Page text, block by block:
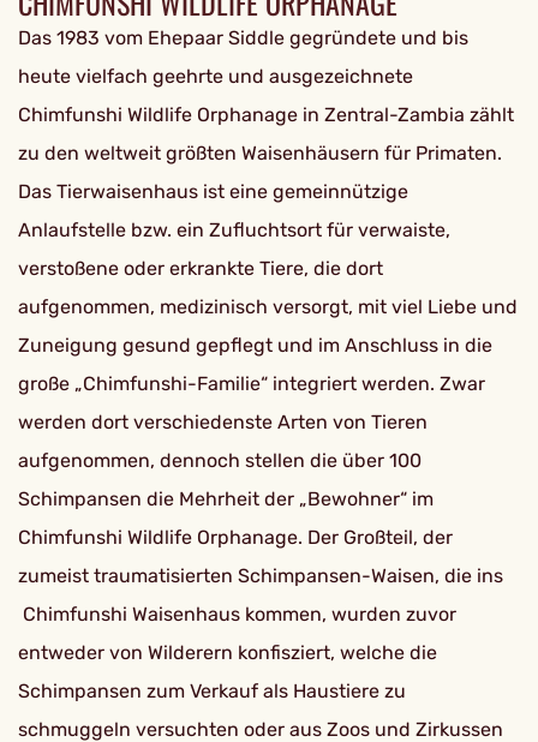
Das 1983 vom Ehepaar Siddle gegründete und bis
heute vielfach geehrte und ausgezeichnete
Chimfunshi Wildlife Orphanage in Zentral-Zambia zählt
zu den weltweit größten Waisenhäusern für Primaten.
Das Tierwaisenhaus ist eine gemeinnützige
Anlaufstelle bzw. ein Zufluchtsort für verwaiste,
verstoßene oder erkrankte Tiere, die dort
aufgenommen, medizinisch versorgt, mit viel Liebe und
Zuneigung gesund gepflegt und im Anschluss in die
große „Chimfunshi-Familie“ integriert werden. Zwar
werden dort verschiedenste Arten von Tieren
aufgenommen, dennoch stellen die über 100
Schimpansen die Mehrheit der „Bewohner“ im
Chimfunshi Wildlife Orphanage. Der Großteil, der
zumeist traumatisierten Schimpansen-Waisen, die ins
Chimfunshi Waisenhaus kommen, wurden zuvor
entweder von Wilderern konfisziert, welche die
Schimpansen zum Verkauf als Haustiere zu
schmuggeln versuchten oder aus Zoos und Zirkussen